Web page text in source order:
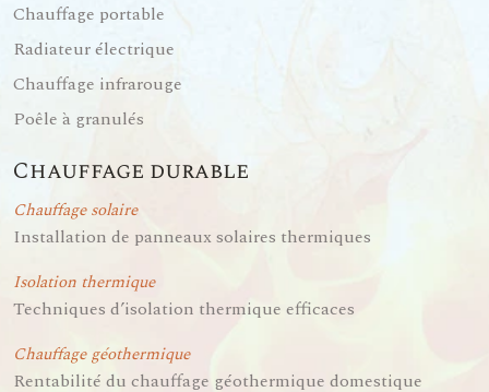
Chauffage portable
Radiateur électrique
Chauffage infrarouge
Poêle à granulés
Chauffage durable
Chauffage solaire
Installation de panneaux solaires thermiques
Isolation thermique
Techniques d’isolation thermique efficaces
Chauffage géothermique
Rentabilité du chauffage géothermique domestique